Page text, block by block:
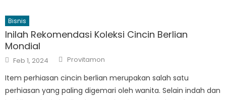
Bisnis
Inilah Rekomendasi Koleksi Cincin Berlian
Mondial
Posted
on
Feb 1, 2024 Author
Provitamon
Item perhiasan cincin berlian merupakan salah satu
perhiasan yang paling digemari oleh wanita. Selain indah dan